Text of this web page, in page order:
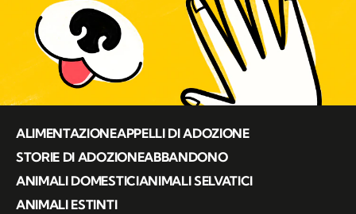
ALIMENTAZIONEAPPELLI DI ADOZIONE
STORIE DI ADOZIONEABBANDONO
ANIMALI DOMESTICIANIMALI SELVATICI
ANIMALI ESTINTI